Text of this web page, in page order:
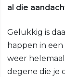
al die
Gelukkig is
happen in een
weer
degene die je